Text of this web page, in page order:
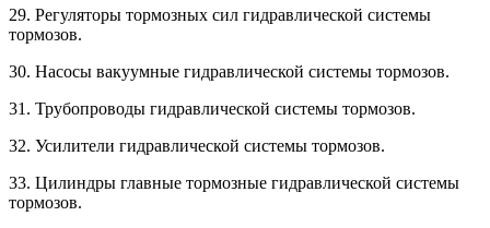
29. Регуляторы тормозных сил гидравлической системы
тормозов.
30. Насосы вакуумные гидравлической системы тормозов.
31. Трубопроводы гидравлической системы тормозов.
32. Усилители гидравлической системы тормозов.
33. Цилиндры главные тормозные гидравлической системы
тормозов.